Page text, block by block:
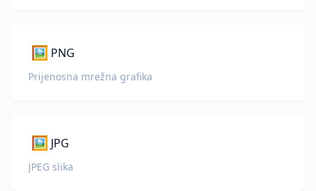
🖼️ PNG
Prijenosna mrežna grafika
🖼️ JPG
JPEG slika